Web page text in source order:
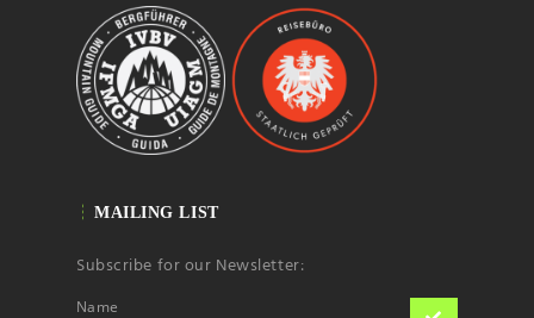
MAILING LIST
Subscribe for our Newsletter:
Name